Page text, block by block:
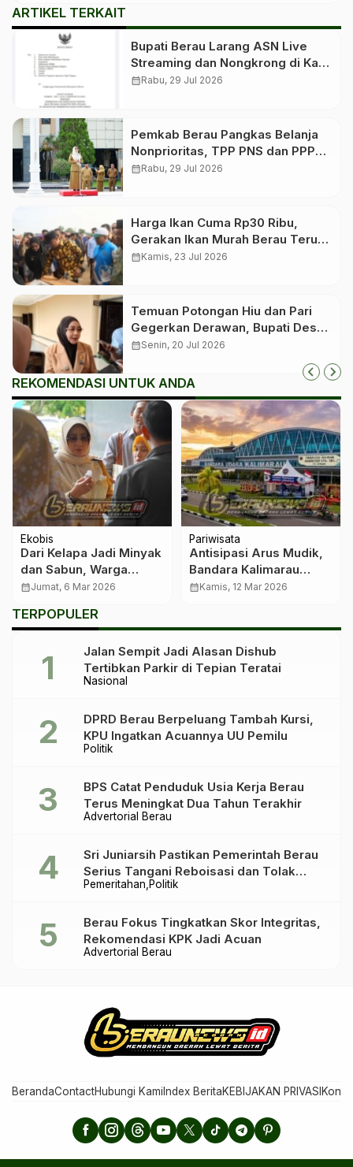
ARTIKEL TERKAIT
Bupati Berau Larang ASN Live
Streaming dan Nongkrong di Kafe
Saat Jam Kerja
calendar_monthRabu, 29 Jul 2026
Pemkab Berau Pangkas Belanja
Nonprioritas, TPP PNS dan PPPK
Tetap Dibayar
calendar_monthRabu, 29 Jul 2026
Harga Ikan Cuma Rp30 Ribu,
Gerakan Ikan Murah Berau Terus
Digelar Bergilir di 13 Kecamatan
calendar_monthKamis, 23 Jul 2026
Temuan Potongan Hiu dan Pari
Gegerkan Derawan, Bupati Desak
Proses Hukum
calendar_monthSenin, 20 Jul 2026
REKOMENDASI UNTUK ANDA
Ekobis
Dari Kelapa Jadi Minyak
dan Sabun, Warga
Giring-Giring Mulai
Ekonomi
calendar_monthJumat, 6 Mar 2026
Pariwisata
Antisipasi Arus Mudik,
Bandara Kalimarau
Benahi Layanan dan
calendar_monthKamis, 12 Mar 2026
TERPOPULER
Nasional
Jalan Sempit Jadi Alasan Dishub
Tertibkan Parkir di Tepian Teratai
Politik
DPRD Berau Berpeluang Tambah Kursi,
KPU Ingatkan Acuannya UU Pemilu
Advertorial Berau
BPS Catat Penduduk Usia Kerja Berau
Terus Meningkat Dua Tahun Terakhir
Pemeritahan Politik
Sri Juniarsih Pastikan Pemerintah Berau
Serius Tangani Reboisasi dan Tolak
Praktik Ilegal
Advertorial Berau
Berau Fokus Tingkatkan Skor Integritas,
Rekomendasi KPK Jadi Acuan
BerandaContactHubungi Kami Index BeritaKEBIJAKAN PRIVASI